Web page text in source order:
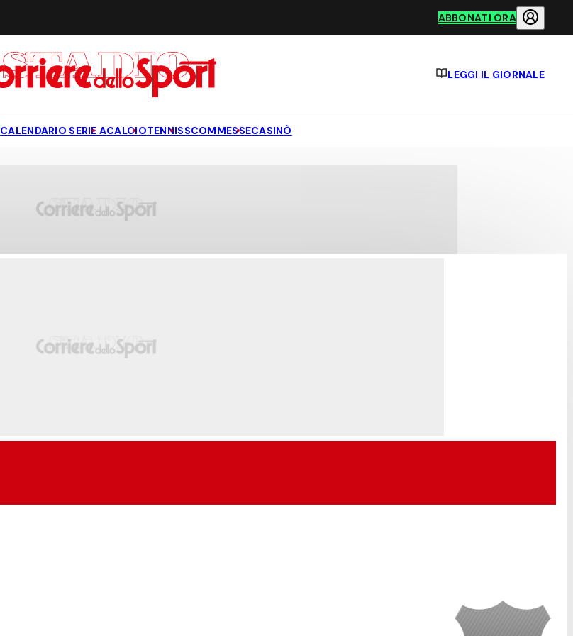
ABBONATI ORA
LEGGI IL GIORNALE
CALENDARIO SERIE ACALCIOTENNISSCOMMESSECASINÒ